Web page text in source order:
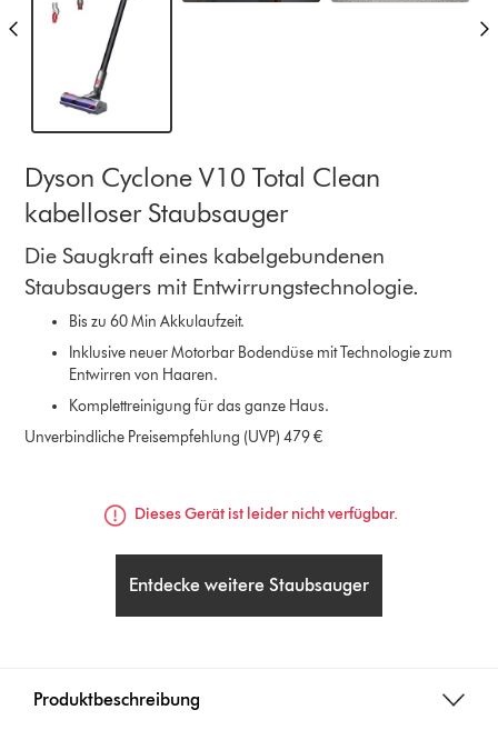
Dyson Cyclone V10 Total Clean
kabelloser Staubsauger
Die Saugkraft eines kabelgebundenen
Staubsaugers mit Entwirrungstechnologie.
Bis zu 60 Min Akkulaufzeit.
Inklusive neuer Motorbar Bodendüse mit Technologie zum
Entwirren von Haaren.
Komplettreinigung für das ganze Haus.
Unverbindliche Preisempfehlung (UVP) 479 €
Dieses Gerät ist leider nicht verfügbar.
Entdecke weitere Staubsauger
Produktbeschreibung